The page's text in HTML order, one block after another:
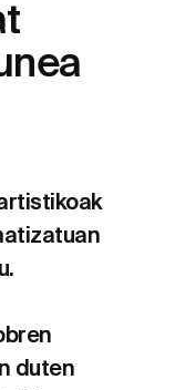
duten